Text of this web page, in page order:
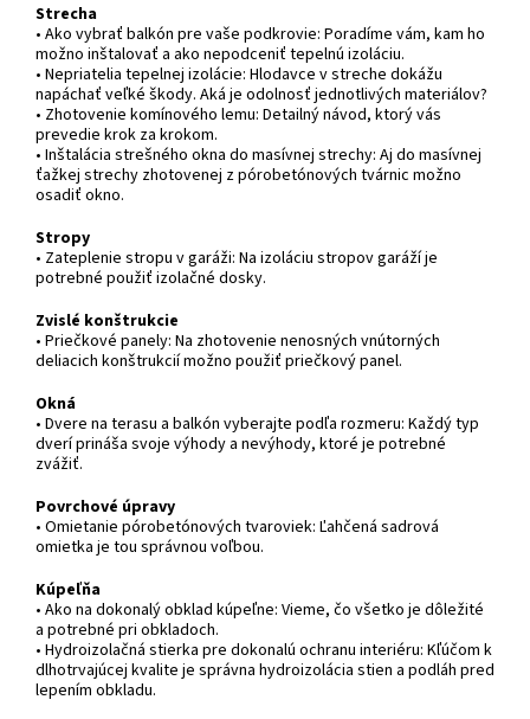
Strecha
• Ako vybrať balkón pre vaše podkrovie: Poradíme vám, kam ho
možno inštalovať a ako nepodceniť tepelnú izoláciu.
• Nepriatelia tepelnej izolácie: Hlodavce v streche dokážu
napáchať veľké škody. Aká je odolnosť jednotlivých materiálov?
• Zhotovenie komínového lemu: Detailný návod, ktorý vás
prevedie krok za krokom.
• Inštalácia strešného okna do masívnej strechy: Aj do masívnej
ťažkej strechy zhotovenej z pórobetónových tvárnic možno
osadiť okno.
Stropy
• Zateplenie stropu v garáži: Na izoláciu stropov garáží je
potrebné použiť izolačné dosky.
Zvislé konštrukcie
• Priečkové panely: Na zhotovenie nenosných vnútorných
deliacich konštrukcií možno použiť priečkový panel.
Okná
• Dvere na terasu a balkón vyberajte podľa rozmeru: Každý typ
dverí prináša svoje výhody a nevýhody, ktoré je potrebné
zvážiť.
Povrchové úpravy
• Omietanie pórobetónových tvaroviek: Ľahčená sadrová
omietka je tou správnou voľbou.
Kúpeľňa
• Ako na dokonalý obklad kúpeľne: Vieme, čo všetko je dôležité
a potrebné pri obkladoch.
• Hydroizolačná stierka pre dokonalú ochranu interiéru: Kľúčom k
dlhotrvajúcej kvalite je správna hydroizolácia stien a podláh pred
lepením obkladu.